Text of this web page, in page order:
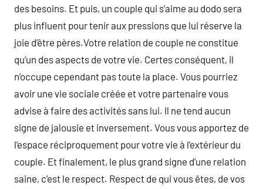
des besoins. Et puis, un couple qui s’aime au dodo sera
plus influent pour tenir aux pressions que lui réserve la
joie d’être pères.Votre relation de couple ne constitue
qu’un des aspects de votre vie. Certes conséquent, il
n’occupe cependant pas toute la place. Vous pourriez
avoir une vie sociale créée et votre partenaire vous
advise à faire des activités sans lui. Il ne tend aucun
signe de jalousie et inversement. Vous vous apportez de
l’espace réciproquement pour votre vie à l’extérieur du
couple. Et finalement, le plus grand signe d’une relation
saine, c’est le respect. Respect de qui vous êtes, de vos